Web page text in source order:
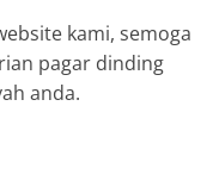
kami, semoga
pagar dinding
anda.